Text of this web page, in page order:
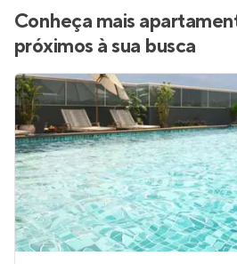
Conheça mais
próximos à sua busca